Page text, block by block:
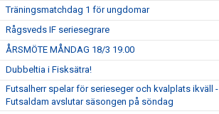
Träningsmatchdag 1 för ungdomar
Rågsveds IF seriesegrare
ÅRSMÖTE MÅNDAG 18/3 19.00
Dubbeltia i Fisksätra!
Futsalherr spelar för serieseger och kvalplats ikväll -
Futsaldam avslutar säsongen på söndag